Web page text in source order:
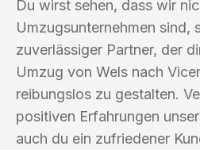
Du wirst sehen, dass wir
Umzugsunternehmen sind,
zuverlässiger Partner, der
Umzug von Wels nach
reibungslos zu gestalten.
positiven Erfahrungen
auch du ein zufriedener